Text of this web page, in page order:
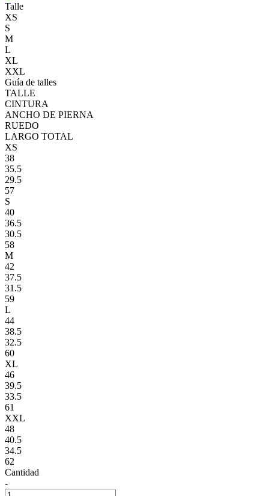
Talle
XS
S
M
L
XL
XXL
Guía de talles
TALLE
CINTURA
ANCHO DE PIERNA
RUEDO
LARGO TOTAL
XS
38
35.5
29.5
57
S
40
36.5
30.5
58
M
42
37.5
31.5
59
L
44
38.5
32.5
60
XL
46
39.5
33.5
61
XXL
48
40.5
34.5
62
Cantidad
-